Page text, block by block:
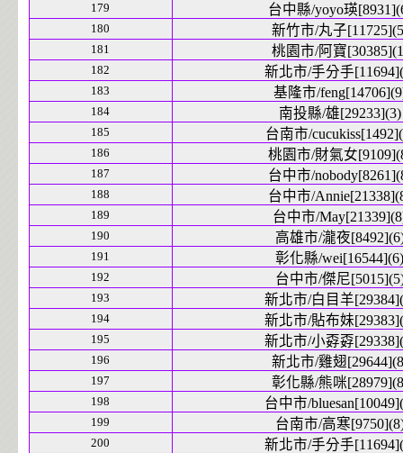
179 台中縣/yoyo瑛
180 新竹市/丸子
181 桃園市/阿寶
182 新北市/手分手
183 基隆市/
184 南投縣/雄[29233](3)
185 台南市/
186 桃園市/財氣女
187 台中市/
188 台中市/
189 台中市/
190 高雄市/瀧夜
191 彰化縣/wei[16544](6)
192 台中市/傑尼
193 新北市/白目羊
194 新北市/貼布妹
195 新北市/小孬孬
196 新北市/雞翅
197 彰化縣/熊咪
198 台中市/
199 台南市/高寒
200 新北市/手分手